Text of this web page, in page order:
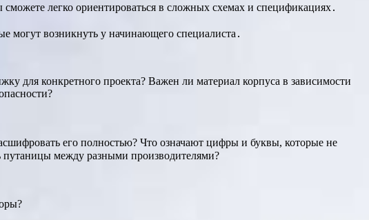
легко ориентироваться в сложных схемах и спецификациях․
могут возникнуть у начинающего специалиста․
для конкретного проекта? Важен ли материал корпуса в зависимости
его полностью? Что означают цифры и буквы, которые не
путаницы между разными производителями?